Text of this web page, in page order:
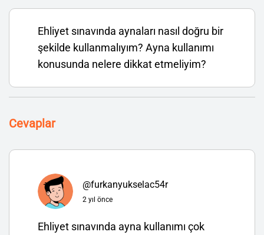
Ehliyet sınavında aynaları nasıl doğru bir
şekilde kullanmalıyım? Ayna kullanımı
konusunda nelere dikkat etmeliyim?
Cevaplar
@furkanyukselac54r
2 yıl önce
Ehliyet sınavında ayna kullanımı çok